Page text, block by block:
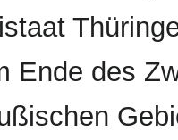
Ende des